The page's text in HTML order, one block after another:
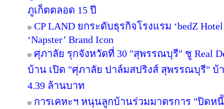
ภูเก็ตตลอด 15 ปี
CP LAND ยกระดับธุรกิจโรงแรม ‘bedZ
‘Napster’ Brand Icon
ศุภาลัย รุกจังหวัดที่ 30 "สุพรรณบุรี" ชู Real
บ้าน เปิด "ศุภาลัย ปาล์มสปริงส์ สุพรรณบุรี" บ้
4.39 ล้านบาท
การเคหะฯ หนุนลูกบ้านร่วมมาตรการ "ปิดห